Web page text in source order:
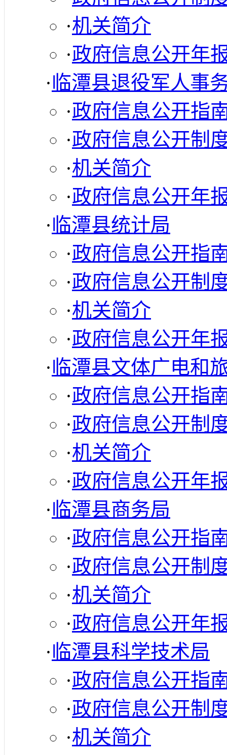
·机关简介
·政府信息公开年
·临潭县退役军人事
·政府信息公开指
·政府信息公开制
·机关简介
·政府信息公开年
·临潭县统计局
·政府信息公开指
·政府信息公开制
·机关简介
·政府信息公开年
·临潭县文体广电和
·政府信息公开指
·政府信息公开制
·机关简介
·政府信息公开年
·临潭县商务局
·政府信息公开指
·政府信息公开制
·机关简介
·政府信息公开年
·临潭县科学技术局
·政府信息公开指
·政府信息公开制
·机关简介